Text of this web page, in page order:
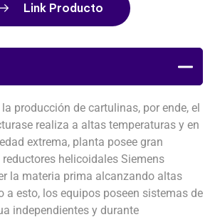
Link Producto
producción de cartulinas, por ende, el
realiza a altas temperaturas y en
extrema, planta posee gran
helicoidales Siemens
la materia prima alcanzando altas
a esto, los equipos poseen sistemas de
independientes y durante